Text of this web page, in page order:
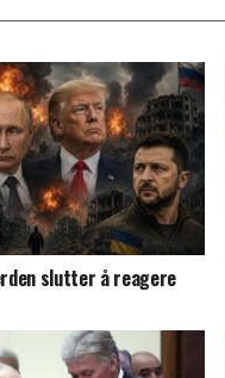
slutter å reagere